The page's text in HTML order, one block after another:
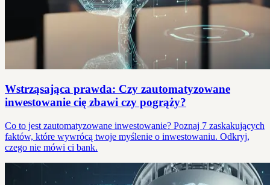
Wstrząsająca prawda: Czy zautomatyzowane
inwestowanie cię zbawi czy pogrąży?
Co to jest zautomatyzowane inwestowanie? Poznaj 7 zaskakujących
faktów, które wywrócą twoje myślenie o inwestowaniu. Odkryj,
czego nie mówi ci bank.